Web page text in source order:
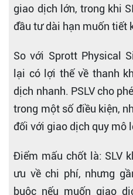
giao dịch lớn, trong khi
đầu tư dài hạn muốn tiết
So với Sprott Physical
lại có lợi thế về thanh
dịch nhanh. PSLV cho
trong một số điều kiện,
đối với giao dịch quy mô
Điểm mấu chốt là: SLV
ưu về chi phí, nhưng
buộc nếu muốn giao